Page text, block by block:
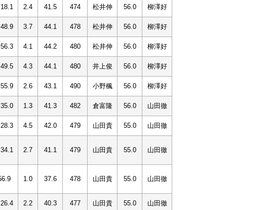
2.4 41.5 474 松井伸 56.0 柳澤好
3.7 44.1 478 松井伸 56.0 柳澤好
4.1 44.2 480 松井伸 56.0 柳澤好
4.3 44.1 480 井上俊 56.0 柳澤好
2.6 43.1 490 小野楓 56.0 柳澤好
1.3 41.3 482 倉富隆 56.0 山田徹
4.5 42.0 479 山田貴 55.0 山田徹
2.7 41.1 479 山田貴 55.0 山田徹
1.0 37.6 478 山田貴 55.0 山田徹
2.2 40.3 477 山田貴 55.0 山田徹